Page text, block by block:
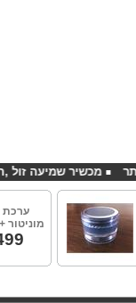
מכשיר שמיעה זול ,הכי
ערכת
מוניטור + 2 מצלמות אינפרא